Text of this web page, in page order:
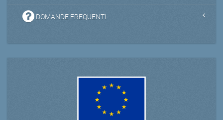
DOMANDE FREQUENTI